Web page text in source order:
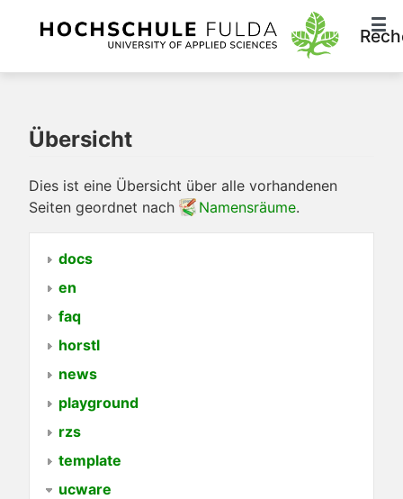
Übersicht
Dies ist eine Übersicht über alle vorhandenen
Seiten geordnet nach
Namensräume.
docs
en
faq
horstl
news
playground
rzs
template
ucware